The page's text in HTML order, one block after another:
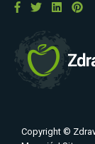
Copyright ©